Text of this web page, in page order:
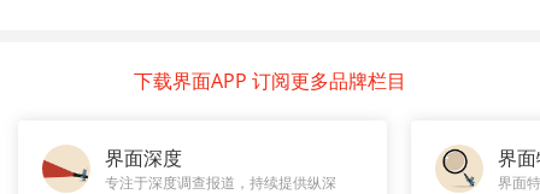
下载界面APP 订阅更多品牌栏目
界面深度
专注于深度调查报道，持续提供纵深
界
界面